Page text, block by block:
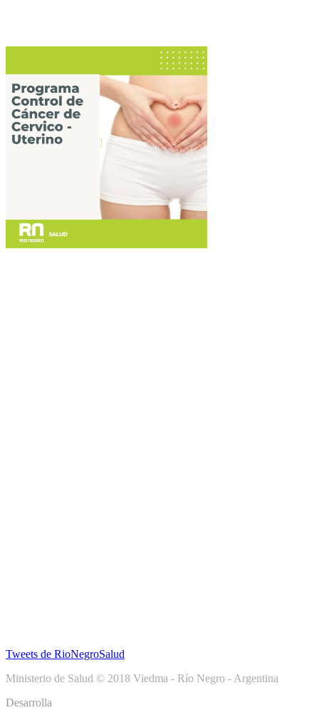
Tweets de RioNegroSalud
Ministerio de Salud © 2018 Viedma - Río Negro - Argentina
Desarrolla